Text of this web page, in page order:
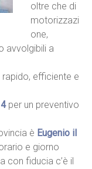
oltre che di
motorizzazi
one,
avvolgibili a
rapido, efficiente e
per un preventivo
è Eugenio il
e giorno
con fiducia c’è il